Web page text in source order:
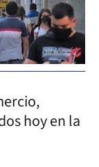
hoy en la